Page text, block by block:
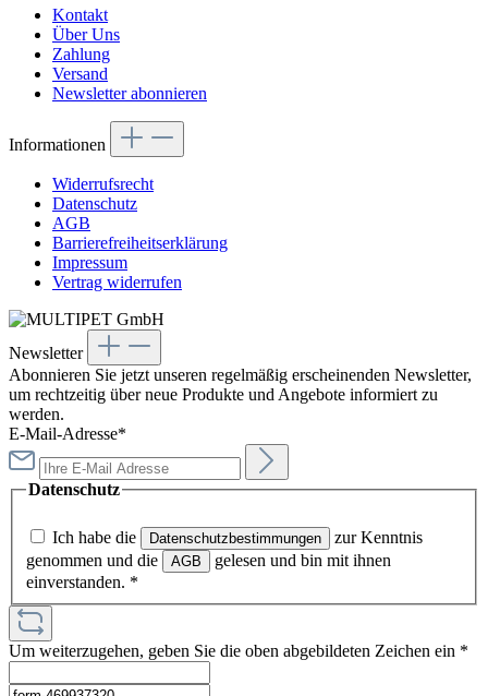
Kontakt
Über Uns
Zahlung
Versand
Newsletter abonnieren
Informationen
Widerrufsrecht
Datenschutz
AGB
Barrierefreiheitserklärung
Impressum
Vertrag widerrufen
Newsletter
Abonnieren Sie jetzt unseren regelmäßig erscheinenden Newsletter,
um rechtzeitig über neue Produkte und Angebote informiert zu
werden.
E-Mail-Adresse*
Datenschutz
Ich habe die Datenschutzbestimmungen
zur Kenntnis
genommen und die
AGB
gelesen und bin mit ihnen
einverstanden. *
Um weiterzugehen, geben Sie die oben abgebildeten Zeichen ein *